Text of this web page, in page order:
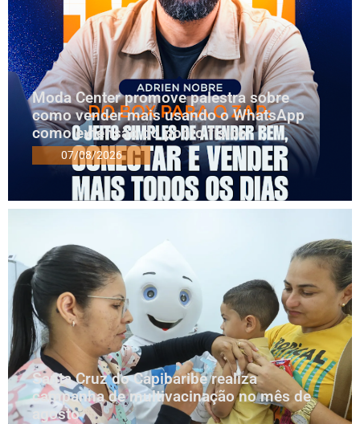
Moda Center promove palestra sobre
como vender mais usando o WhatsApp
como extensão do ponto físico
07/08/2026
Santa Cruz do Capibaribe realiza
campanha de multivacinação no mês de
agosto